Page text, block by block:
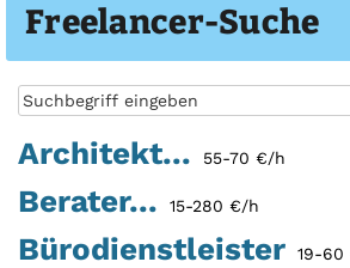
Freelancer-Suche
Architekt... 55-70 €/h
Berater... 15-280 €/h
Bürodienstleister 19-60